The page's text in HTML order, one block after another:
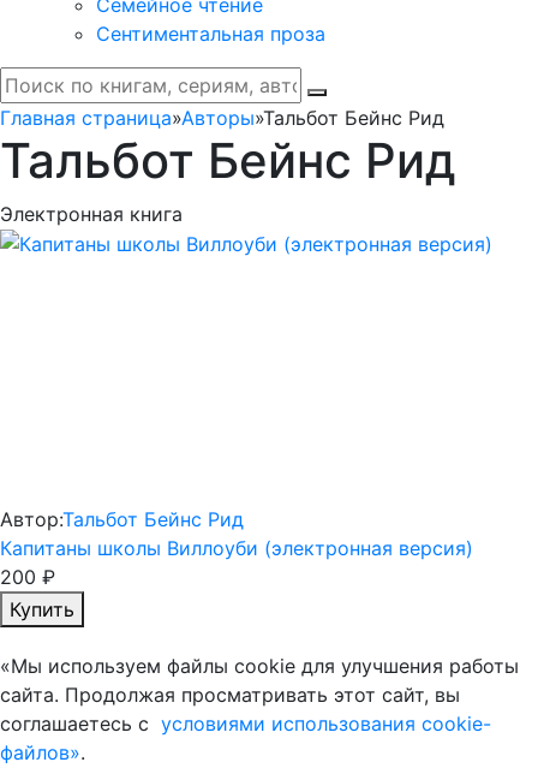
Сентиментальная проза
Главная страница»Авторы»Тальбот Бейнс Рид
Тальбот Бейнс Рид
Электронная книга
Автор:Тальбот Бейнс Рид
Капитаны школы Виллоуби (электронная версия)
200 ₽
Купить
«Мы используем файлы cookie для улучшения работы
сайта. Продолжая просматривать этот сайт, вы
соглашаетесь с условиями использования cookie-
файлов».